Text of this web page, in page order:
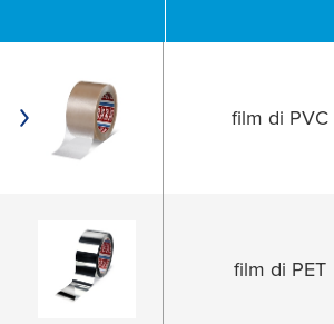
gomma sintetica
silicone
film di PVC
film di PET